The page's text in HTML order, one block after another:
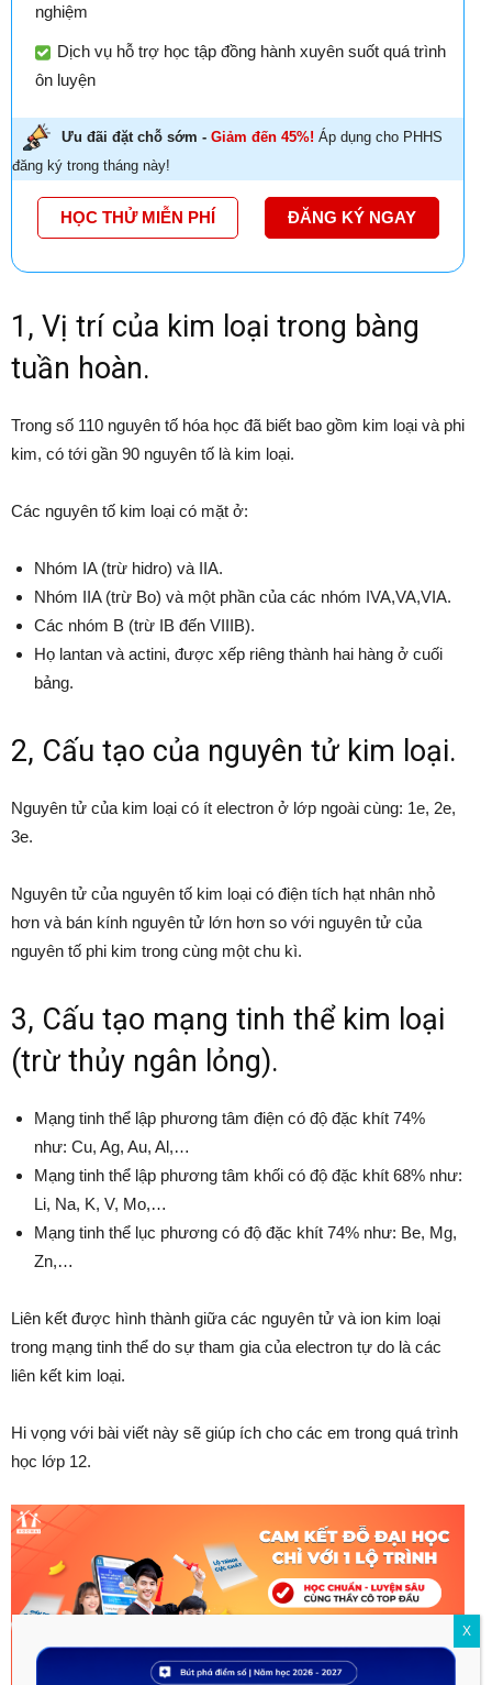
nghiệm
Dịch vụ hỗ trợ học tập đồng hành xuyên suốt quá trình
ôn luyện
Ưu đãi đặt chỗ sớm - Giảm đến 45%! Áp dụng cho PHHS
đăng ký trong tháng này!
HỌC THỬ MIỄN PHÍ ĐĂNG KÝ NGAY
1, Vị trí của kim loại trong bàng
tuần hoàn.
Trong số 110 nguyên tố hóa học đã biết bao gồm kim loại và phi
kim, có tới gần 90 nguyên tố là kim loại.
Các nguyên tố kim loại có mặt ở:
Nhóm IA (trừ hidro) và IIA.
Nhóm IIA (trừ Bo) và một phần của các nhóm IVA,VA,VIA.
Các nhóm B (trừ IB đến VIIIB).
Họ lantan và actini, được xếp riêng thành hai hàng ở cuối
bảng.
2, Cấu tạo của nguyên tử kim loại.
Nguyên tử của kim loại có ít electron ở lớp ngoài cùng: 1e, 2e,
3e.
Nguyên tử của nguyên tố kim loại có điện tích hạt nhân nhỏ
hơn và bán kính nguyên tử lớn hơn so với nguyên tử của
nguyên tố phi kim trong cùng một chu kì.
3, Cấu tạo mạng tinh thể kim loại
(trừ thủy ngân lỏng).
Mạng tinh thể lập phương tâm điện có độ đặc khít 74%
như: Cu, Ag, Au, Al,…
Mạng tinh thể lập phương tâm khối có độ đặc khít 68% như:
Li, Na, K, V, Mo,…
Mạng tinh thể lục phương có độ đặc khít 74% như: Be, Mg,
Zn,…
Liên kết được hình thành giữa các nguyên tử và ion kim loại
trong mạng tinh thể do sự tham gia của electron tự do là các
liên kết kim loại.
Hi vọng với bài viết này sẽ giúp ích cho các em trong quá trình
học lớp 12.
X